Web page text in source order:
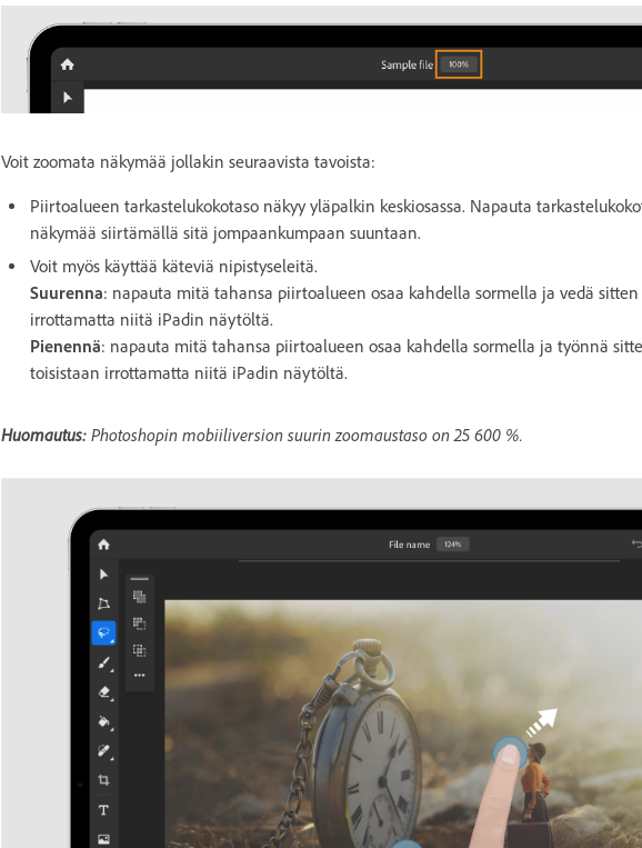
Voit zoomata näkymää jollakin seuraavista tavoista:
Piirtoalueen tarkastelukokotaso näkyy yläpalkin keskiosassa. Napauta
näkymää siirtämällä sitä jompaankumpaan suuntaan.
Voit myös käyttää käteviä nipistyseleitä.
Suurenna: napauta mitä tahansa piirtoalueen osaa kahdella sormella ja vedä
irrottamatta niitä iPadin näytöltä.
Pienennä: napauta mitä tahansa piirtoalueen osaa kahdella sormella ja työnnä
toisistaan irrottamatta niitä iPadin näytöltä.
Huomautus: Photoshopin mobiiliversion suurin zoomaustaso on 25 600 %.